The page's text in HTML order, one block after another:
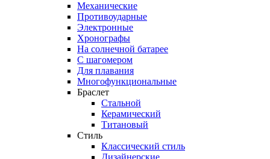
Механические
Противоударные
Электронные
Хронографы
На солнечной батарее
С шагомером
Для плавания
Многофункциональные
Браслет
Стальной
Керамический
Титановый
Стиль
Классический стиль
Дизайнерские